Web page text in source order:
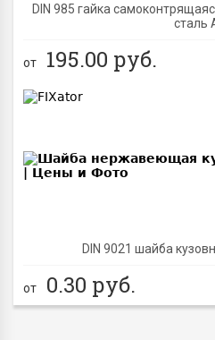
DIN 985 гайка
сталь
от 195.00 руб.
DIN 9021 шайба
от 0.30 руб.